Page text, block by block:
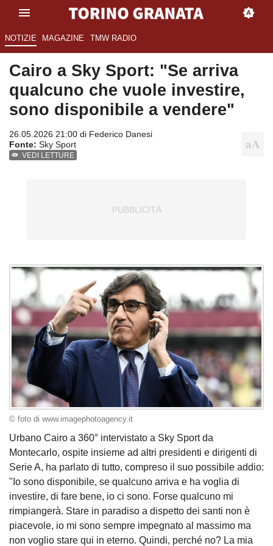
NOTIZIE MAGAZINE TMW RADIO
Cairo a Sky Sport: "Se arriva
qualcuno che vuole investire,
sono disponibile a vendere"
26.05.2026 21:00 di Federico Danesi
Fonte: Sky Sport
VEDI LETTURE
© foto di www.imagephotoagency.it
Urbano Cairo a 360° intervistato a Sky Sport da
Montecarlo, ospite insieme ad altri presidenti e dirigenti di
Serie A, ha parlato di tutto, compreso il suo possibile addio:
"Io sono disponibile, se qualcuno arriva e ha voglia di
investire, di fare bene, io ci sono. Forse qualcuno mi
rimpiangerà. Stare in paradiso a dispetto dei santi non è
piacevole, io mi sono sempre impegnato al massimo ma
non voglio stare qui in eterno. Quindi, perché no? La mia